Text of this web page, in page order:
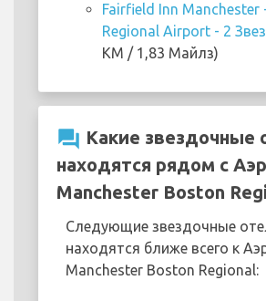
Fairfield Inn Manchester
Regional Airport - 2
KM / 1,83 Майлз)
question_answer Какие звездочные
находятся рядом с
Manchester Boston
Следующие звездочные
находятся ближе всего к
Manchester Boston Regional: